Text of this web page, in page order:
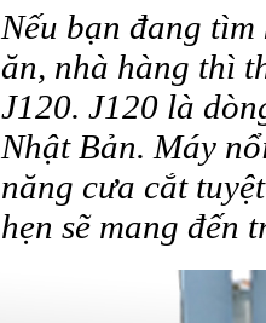
Nếu bạn đang
ăn, nhà hàng thì
J120. J120 là
Nhật Bản. Máy
năng cưa cắt
hẹn sẽ mang đến